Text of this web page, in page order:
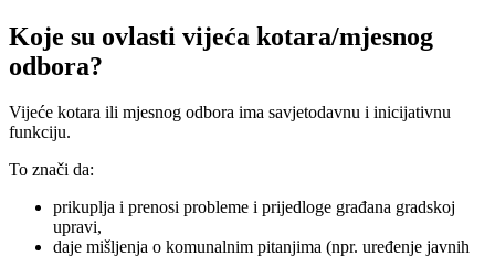
Koje su ovlasti vijeća kotara/mjesnog
odbora?
Vijeće kotara ili mjesnog odbora ima savjetodavnu i inicijativnu
funkciju.
To znači da:
prikuplja i prenosi probleme i prijedloge građana gradskoj
upravi,
daje mišljenja o komunalnim pitanjima (npr. uređenje javnih